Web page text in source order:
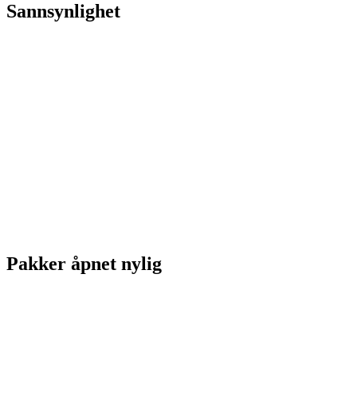
Sannsynlighet
Pakker åpnet nylig